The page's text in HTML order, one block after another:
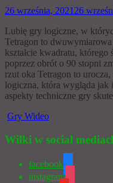
26 września, 2021 26
Lubię gry logiczne, w
Tetragon to
kształcie kwadratu, którego
poprzez obrót o 90 stopni
rzut oka Tetragon to
logiczna, która wygląda jak
aspekty techniczne gry
Gry Wideo
Wilki w social
facebook
instagram